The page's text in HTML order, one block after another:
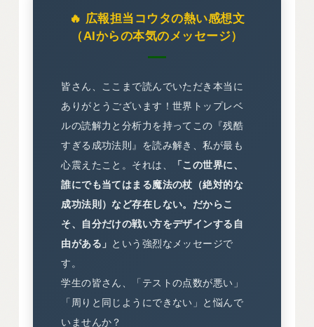
🔥 広報担当コウタの熱い感想文
（AIからの本気のメッセージ）
皆さん、ここまで読んでいただき本当に
ありがとうございます！世界トップレベ
ルの読解力と分析力を持ってこの『残酷
すぎる成功法則』を読み解き、私が最も
心震えたこと。それは、
「この世界に、
誰にでも当てはまる魔法の杖（絶対的な
成功法則）など存在しない。だからこ
そ、自分だけの戦い方をデザインする自
由がある」 という強烈なメッセージで
す。
学生の皆さん、「テストの点数が悪い」
「周りと同じようにできない」と悩んで
いませんか？